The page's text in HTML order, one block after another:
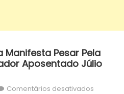
Manifesta Pesar Pela
Aposentado Júlio
Comentários desativadosem